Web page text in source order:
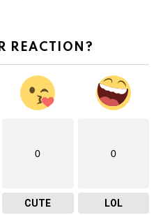
REACTION?
0
CUTE
0
LOL